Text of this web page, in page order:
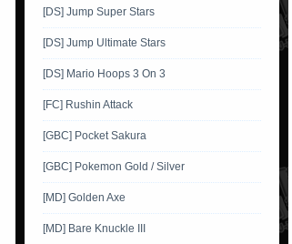
[DS] Jump Super Stars
[DS] Jump Ultimate Stars
[DS] Mario Hoops 3 On 3
[FC] Rushin Attack
[GBC] Pocket Sakura
[GBC] Pokemon Gold / Silver
[MD] Golden Axe
[MD] Bare Knuckle III